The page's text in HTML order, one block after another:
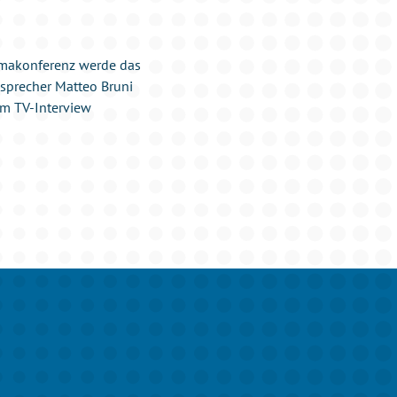
werde das
Matteo Bruni
TV-Interview